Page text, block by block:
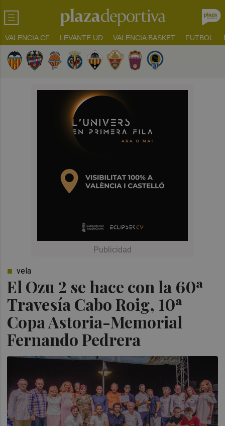
VALENCIA CF LEVANTE UD VALENCIA BASKET FUTBOL
El Ozu 2 se hace con la 60ª
Travesía Cabo Roig, 10ª
Copa Astoria-Memorial
Fernando Pedrera
vela